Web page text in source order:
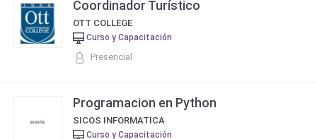
Coordinador Turístico
OTT COLLEGE
Curso y Capacitación
Presencial
Programacion en Python
SICOS INFORMATICA
Curso y Capacitación